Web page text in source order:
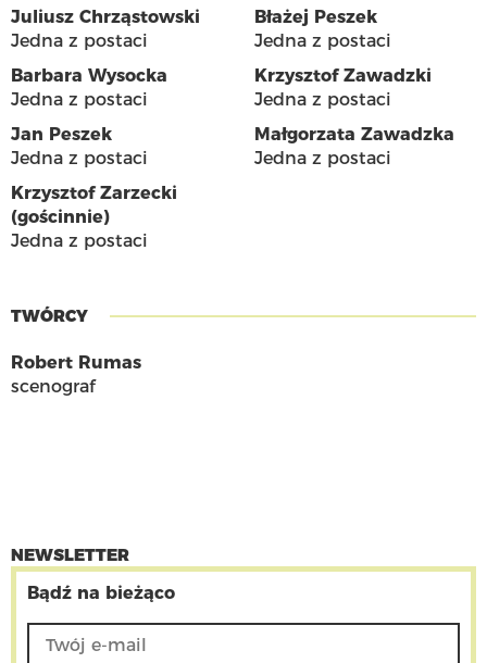
Juliusz Chrząstowski
Jedna z postaci
Barbara Wysocka
Jedna z postaci
Jan Peszek
Jedna z postaci
Krzysztof Zarzecki
(gościnnie)
Jedna z postaci
Błażej Peszek
Jedna z postaci
Krzysztof Zawadzki
Jedna z postaci
Małgorzata Zawadzka
Jedna z postaci
TWÓRCY
Robert Rumas
scenograf
NEWSLETTER
Bądź na bieżąco